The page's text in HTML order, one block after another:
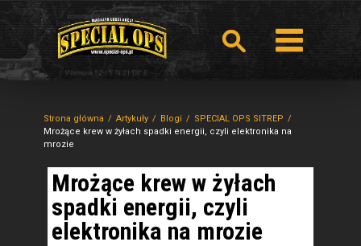
Strona główna Artykuły Blogi
SPECIAL OPS SITREP
Mrożące krew w żyłach spadki energii, czyli elektronika na
mrozie
Mrożące krew w żyłach
spadki energii, czyli
elektronika na mrozie